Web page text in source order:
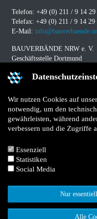
Wir nutzen Cookies auf
notwendig, um den
gewährleisten, während
verbessern und die Zugriffe
Essenziell
Statistiken
Social Media
Nur
Alle
Telefon: +49 (0) 211 / 9 14 29
Telefax: +49 (0) 211 / 9 14 29
E-Mail:
BAUVERBÄNDE NRW e. V.
Geschäftsstelle Dortmund
D-44141 Dortmund
Telefon: +49 (0) 231 / 94 11
Telefax: +49 (0) 231 / 94 11
E-Mail:
Datenschutz
Kontakt
Für Mitglieder